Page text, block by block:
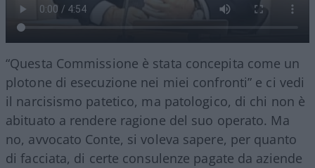
“Questa Commissione è stata concepita come un
plotone di esecuzione nei miei confronti” e ci vedi
il narcisismo patetico, ma patologico, di chi non è
abituato a rendere ragione del suo operato. Ma
no, avvocato Conte, si voleva sapere, per quanto
di facciata, di certe consulenze pagate da aziende